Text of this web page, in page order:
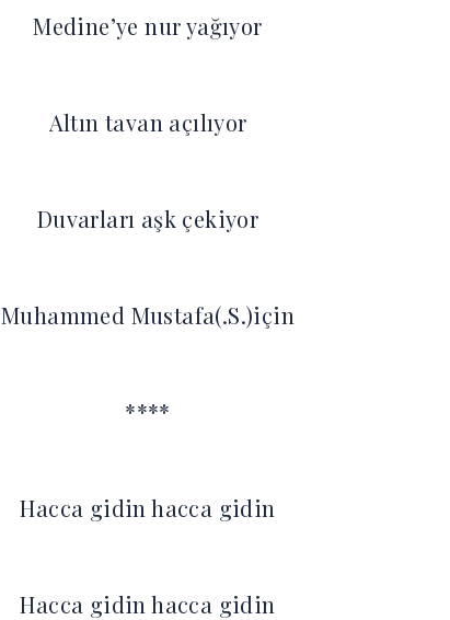
Medine’ye nur yağıyor
Altın tavan açılıyor
Duvarları aşk çekiyor
Muhammed Mustafa(.S.)için
****
Hacca gidin hacca gidin
Hacca gidin hacca gidin